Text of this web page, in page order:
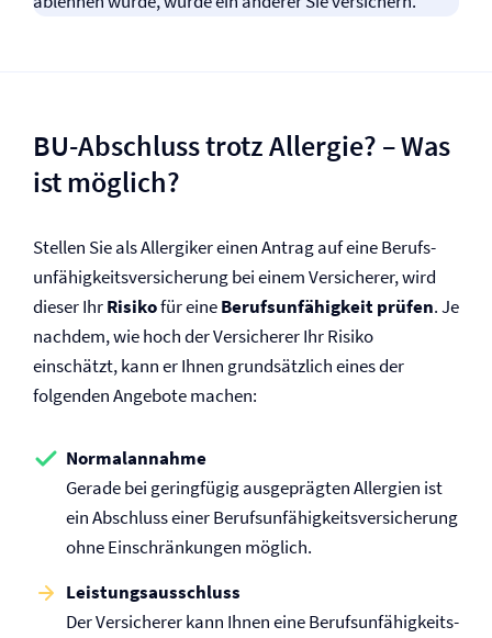
BU-Abschluss trotz Allergie? – Was
ist möglich?
Stellen Sie als Allergiker einen Antrag auf eine Berufs­
unfähigkeits­versicherung bei einem Versicherer, wird
dieser IhrRisikofür eineBerufs­unfähigkeit prüfen. Je
nachdem, wie hoch der Versicherer Ihr Risiko
einschätzt, kann er Ihnen grundsätzlich eines der
folgenden Angebote machen:
Normalannahme
Gerade bei geringfügig ausgeprägten Allergien ist
ein Abschluss einer Berufs­unfähigkeits­versicherung
ohne Einschränkungen möglich.
Leistungsausschluss
Der Versicherer kann Ihnen eine Berufs­unfähigkeits­